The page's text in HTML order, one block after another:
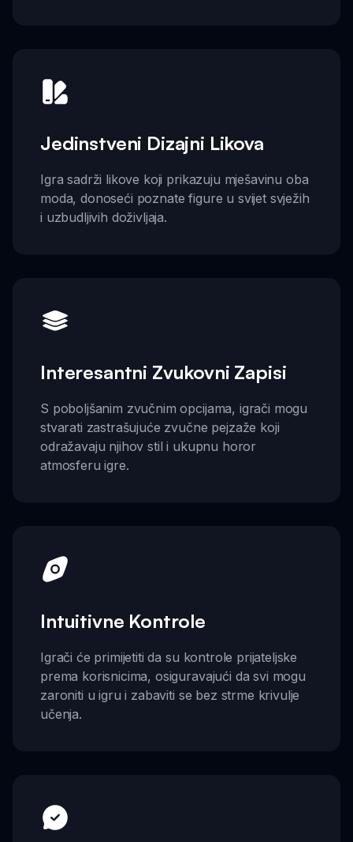
Jedinstveni Dizajni Likova
Igra sadrži likove koji prikazuju mješavinu oba
moda, donoseći poznate figure u svijet svježih
i uzbudljivih doživljaja.
Interesantni Zvukovni Zapisi
S poboljšanim zvučnim opcijama, igrači mogu
stvarati zastrašujuće zvučne pejzaže koji
odražavaju njihov stil i ukupnu horor
atmosferu igre.
Intuitivne Kontrole
Igrači će primijetiti da su kontrole prijateljske
prema korisnicima, osiguravajući da svi mogu
zaroniti u igru i zabaviti se bez strme krivulje
učenja.